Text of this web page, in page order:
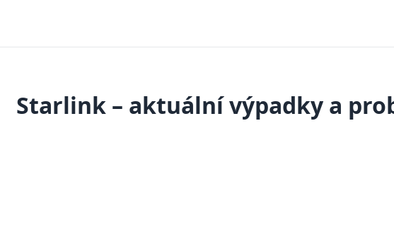
Starlink – aktuální výpadky a